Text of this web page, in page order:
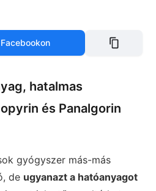
hatalmas
és Panalgorin
gyógyszer más-más
de ugyanazt a hatóanyagot